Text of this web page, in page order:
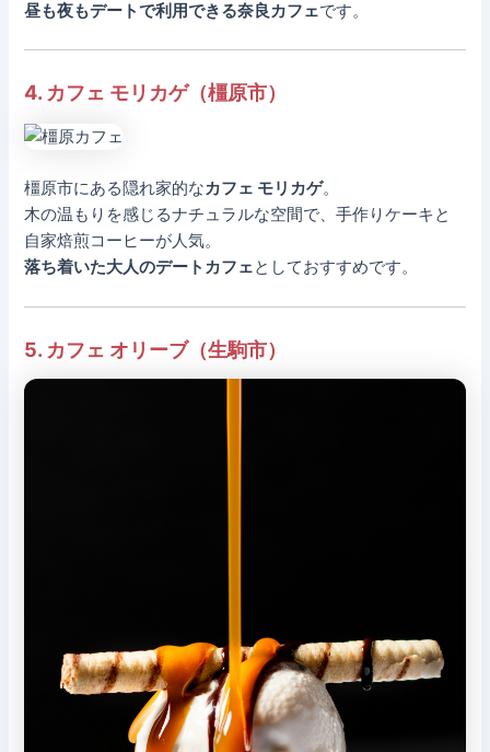
昼も夜もデートで利用できる奈良カフェです。
4. カフェ モリカゲ（橿原市）
橿原市にある隠れ家的なカフェ モリカゲ。
木の温もりを感じるナチュラルな空間で、手作りケーキと
自家焙煎コーヒーが人気。
落ち着いた大人のデートカフェとしておすすめです。
5. カフェ オリーブ（生駒市）